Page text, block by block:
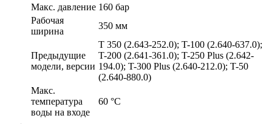
Макс. давление 160 бар
Рабочая
ширина
350 мм
Предыдущие
модели, версии
T 350 (2.643-252.0); T-100 (2.640-637.0);
T-200 (2.641-361.0); T-250 Plus (2.642-
194.0); T-300 Plus (2.640-212.0); T-50
(2.640-880.0)
Макс.
температура
воды на входе
60 °С